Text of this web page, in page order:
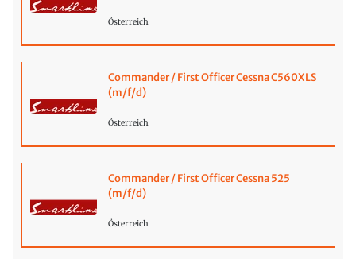
Österreich
Commander / First Officer Cessna C560XLS
(m/f/d)
Österreich
Commander / First Officer Cessna 525
(m/f/d)
Österreich